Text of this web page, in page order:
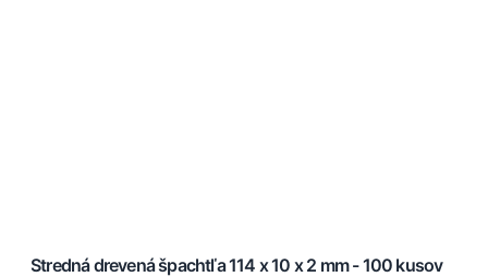
Stredná drevená špachtľa 114 x 10 x 2 mm - 100 kusov